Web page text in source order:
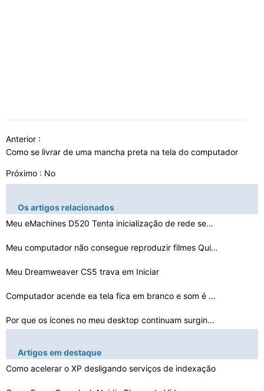
Anterior :
Como se livrar de uma mancha preta na tela do computador
Próximo : No
Os artigos relacionados
Meu eMachines D520 Tenta inicialização de rede sem mo…
Meu computador não consegue reproduzir filmes QuickTim…
Meu Dreamweaver CS5 trava em Iniciar
Computador acende ea tela fica em branco e som é corta…
Por que os ícones no meu desktop continuam surgindo Co…
Time Debugger em uma nova in…
Fan Compaq sintomas de insuficiência
Artigos em destaque
Como acelerar o XP desligando serviços de indexação